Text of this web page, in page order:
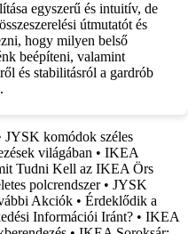
egyszerű és intuitív, de
útmutatót és
hogy milyen belső
beépíteni, valamint
és stabilitásról a gardrób
JYSK komódok széles
világában • IKEA
Tudni Kell az IKEA Örs
polcrendszer• JYSK
Akciók • Érdeklődik a
Információi Iránt? • IKEA